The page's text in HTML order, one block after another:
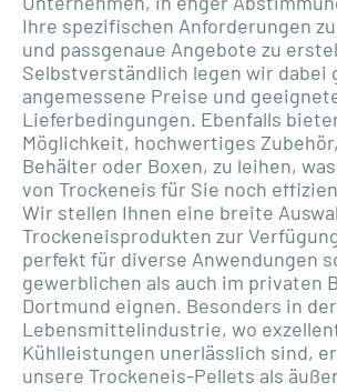
Ihre spezifischen Anforderungen
und passgenaue Angebote zu
Selbstverständlich legen wir dabei
angemessene Preise und
Lieferbedingungen. Ebenfalls
Möglichkeit, hochwertiges
Behälter oder Boxen, zu leihen,
von Trockeneis für Sie noch
Wir stellen Ihnen eine breite
Trockeneisprodukten zur
perfekt für diverse Anwendungen
gewerblichen als auch im privaten
Dortmund eignen. Besonders in der
Lebensmittelindustrie, wo
Kühlleistungen unerlässlich sind,
unsere Trockeneis-Pellets als